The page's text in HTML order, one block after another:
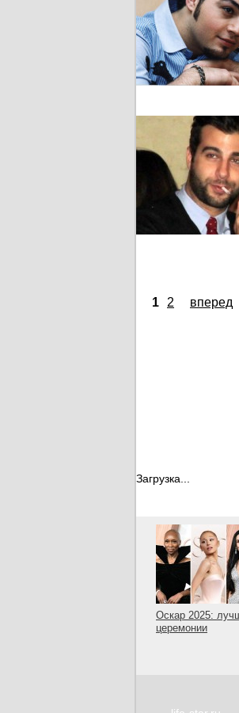
1 2 вперед
Загрузка...
Оскар 2025:
церемонии